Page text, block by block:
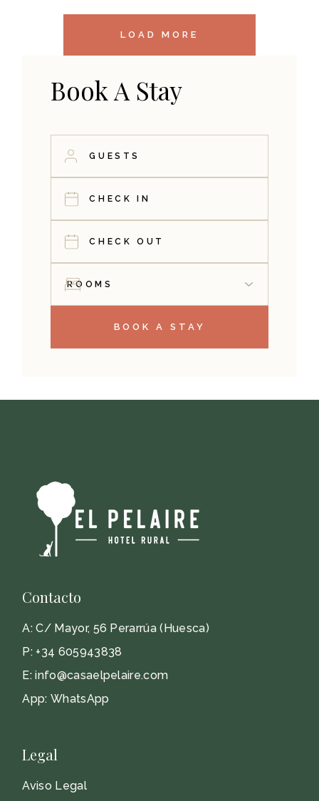
LOAD MORE
Book A Stay
BOOK A STAY
Contacto
A:C/ Mayor, 56 Perarrúa (Huesca)
P: +34 605943838
E:info@casaelpelaire.com
App: WhatsApp
Legal
Aviso Legal